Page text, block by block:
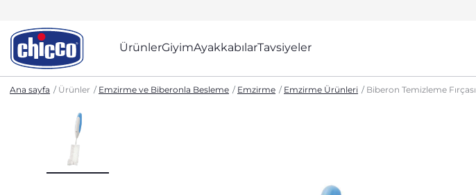
ÜrünlerGiyimAyakkabılarTavsiyeler
Ana sayfa Ürünler Emzirme ve Biberonla Besleme Emzirme Emzirme Ürünleri Biberon Temizleme Fırçası